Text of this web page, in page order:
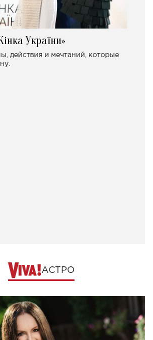
України»
действия и мечтаний, которые
АСТРО